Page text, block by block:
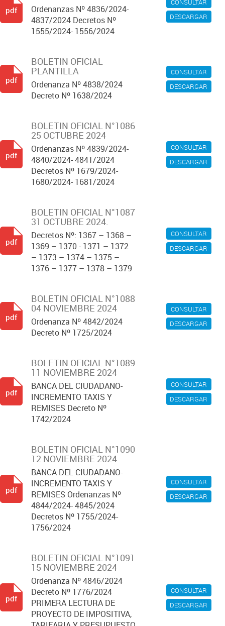
CONSULTAR
DESCARGAR
Ordenanzas Nº 4836/2024-
4837/2024 Decretos Nº
1555/2024- 1556/2024
pdf
CONSULTAR
DESCARGAR
BOLETIN OFICIAL
PLANTILLA
Ordenanza Nº 4838/2024
Decreto Nº 1638/2024
pdf
CONSULTAR
DESCARGAR
BOLETIN OFICIAL N°1086
25 OCTUBRE 2024
Ordenanzas Nº 4839/2024-
4840/2024- 4841/2024
Decretos Nº 1679/2024-
1680/2024- 1681/2024
pdf
CONSULTAR
DESCARGAR
BOLETIN OFICIAL N°1087
31 OCTUBRE 2024.
Decretos Nº: 1367 – 1368 –
1369 – 1370 - 1371 – 1372
– 1373 – 1374 – 1375 –
1376 – 1377 – 1378 – 1379
pdf
CONSULTAR
DESCARGAR
BOLETIN OFICIAL N°1088
04 NOVIEMBRE 2024
Ordenanza Nº 4842/2024
Decreto Nº 1725/2024
pdf
CONSULTAR
DESCARGAR
BOLETIN OFICIAL N°1089
11 NOVIEMBRE 2024
BANCA DEL CIUDADANO-
INCREMENTO TAXIS Y
REMISES Decreto Nº
1742/2024
pdf
CONSULTAR
DESCARGAR
BOLETIN OFICIAL N°1090
12 NOVIEMBRE 2024
BANCA DEL CIUDADANO-
INCREMENTO TAXIS Y
REMISES Ordenanzas Nº
4844/2024- 4845/2024
Decretos Nº 1755/2024-
1756/2024
pdf
CONSULTAR
DESCARGAR
BOLETIN OFICIAL N°1091
15 NOVIEMBRE 2024
Ordenanza Nº 4846/2024
Decreto Nº 1776/2024
PRIMERA LECTURA DE
PROYECTO DE IMPOSITIVA,
pdf